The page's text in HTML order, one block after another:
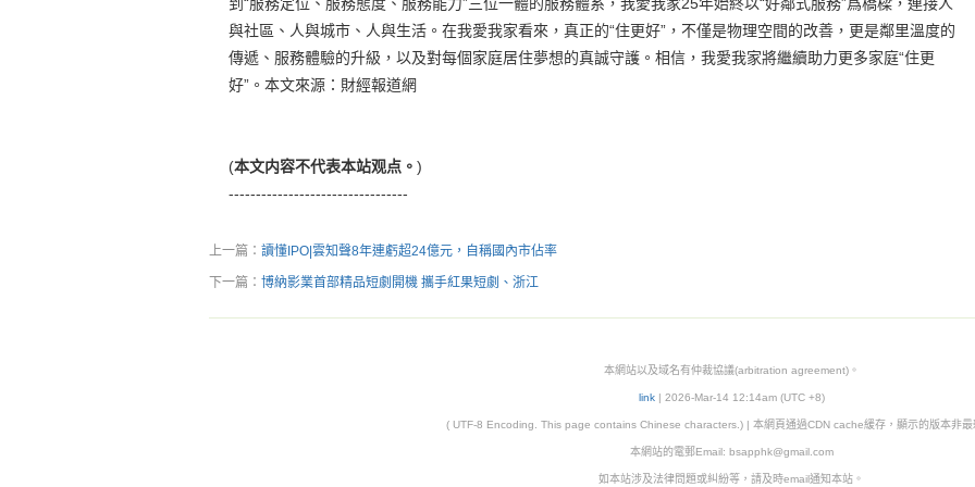
與社區、人與城市、人與生活。在我愛我家看來，真正的“住更好”，不僅是物理空間的改善，更是鄰里溫度的
傳遞、服務體驗的升級，以及對每個家庭居住夢想的真誠守護。相信，我愛我家將繼續助力更多家庭“住更
好”。本文來源：財經報道網
(本文内容不代表本站观点。 )
---------------------------------
上一篇： 讀懂IPO|雲知聲8年連虧超24億元，自稱國內市佔率
下一篇： 博納影業首部精品短劇開機 攜手紅果短劇、浙江
本網站以及域名有仲裁協議(arbitration agreement)。
link| 2026-Mar-14 12:14am (UTC +8)
( UTF-8 Encoding. This page contains Chinese characters.) | 本網頁通過CDN cache緩存，顯示的版本非最
本網站的電郵Email: bsapphk@gmail.com
如本站涉及法律問題或糾紛等，請及時email通知本站。